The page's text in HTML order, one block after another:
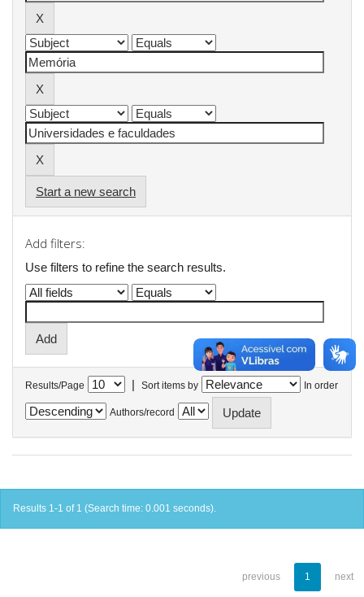
Start a new search
Add filters:
Use filters to refine the search results.
Results/Page | Sort items by In order
Authors/record
Results 1-1 of 1 (Search time: 0.001 seconds).
previous 1 next